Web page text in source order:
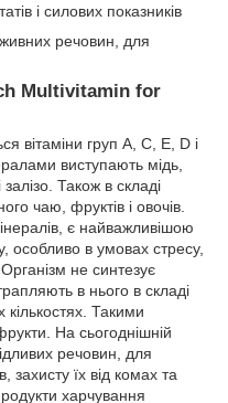
і силових показників
речовин, для
Multivitamin for
вітаміни груп А, С, Е, D і
виступають мідь,
Також в складі
чаю, фруктів і овочів.
є найважливішою
особливо в умовах стресу,
не синтезує
в нього в складі
кількостях. Такими
На сьогоднішній
речовин, для
захисту їх від комах та
харчування